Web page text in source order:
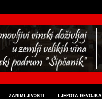
ZANIMLJIVOSTI LJEPOTA ĐEVOJKA